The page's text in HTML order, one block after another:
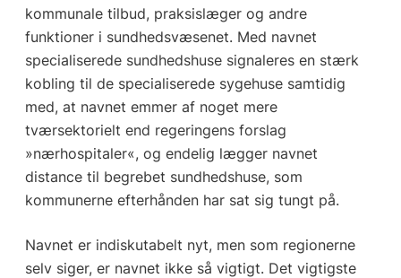
kommunale tilbud, praksislæger og andre
funktioner i sundhedsvæsenet. Med navnet
specialiserede sundhedshuse signaleres en stærk
kobling til de specialiserede sygehuse samtidig
med, at navnet emmer af noget mere
tværsektorielt end regeringens forslag
»nærhospitaler«, og endelig lægger navnet
distance til begrebet sundhedshuse, som
kommunerne efterhånden har sat sig tungt på.
Navnet er indiskutabelt nyt, men som regionerne
selv siger, er navnet ikke så vigtigt. Det vigtigste